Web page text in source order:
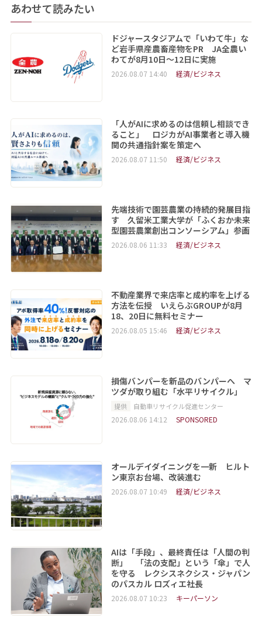
あわせて読みたい
ドジャースタジアムで「いわて牛」な
ど岩手県産農畜産物をPR JA全農い
わてが8月10日～12日に実施
2026.08.07 14:40 経済/ビジネス
「人がAIに求めるのは信頼し相談でき
ること」 ロジカがAI事業者と導入機
関の共通指針案を策定へ
2026.08.07 11:50 経済/ビジネス
先端技術で園芸農業の持続的発展目指
す 久留米工業大学が「ふくおか未来
型園芸農業創出コンソーシアム」参画
2026.08.06 11:33 経済/ビジネス
不動産業界で来店率と成約率を上げる
方法を伝授 いえらぶGROUPが8月
18、20日に無料セミナー
2026.08.05 15:46 経済/ビジネス
損傷バンパーを新品のバンパーへ マ
ツダが取り組む「水平リサイクル」
提供 自動車リサイクル促進センター
2026.08.06 14:12 SPONSORED
オールデイダイニングを一新 ヒルト
ン東京お台場、改装進む
2026.08.07 10:49 経済/ビジネス
AIは「手段」、最終責任は「人間の判
断」 「法の支配」という「傘」で人
を守る レクシスネクシス・ジャパン
のパスカル ロズィエ社長
2026.08.07 10:23 キーパーソン